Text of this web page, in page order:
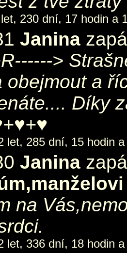
230 dní, 17 hodin a
Janina
>
obejmout a
Díky
let, 285 dní, 15 hodin
Janina
na
let, 336 dní, 18 hodin